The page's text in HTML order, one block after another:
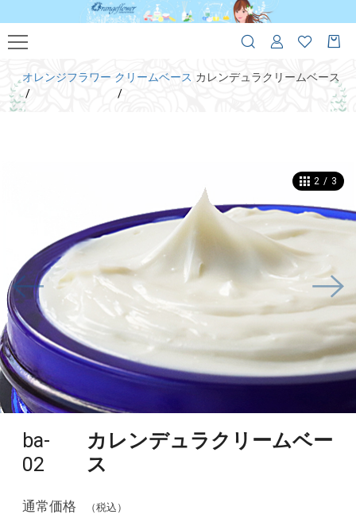
オレンジフラワー クリームベース カレンデュラクリームベース
2 / 3
ba-
02
カレンデュラクリームベー
ス
通常価格 （税込）